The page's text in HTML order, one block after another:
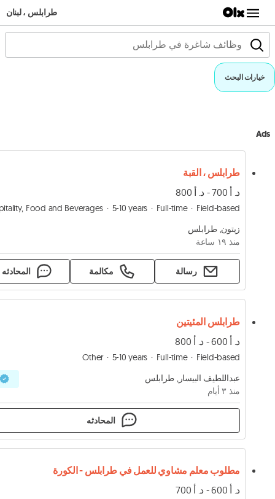
طرابلس ، لبنان
خيارات البحث
Ads
طرابلس ، القبة
د. أ 700 - د. أ 800
5-10 years Full-time
Field-based
زيتون, طرابلس
منذ ١٩ ساعة
رسالة مكالمة المحادثه
طرابلس المئيتين
د. أ 600 - د. أ 800
Other 5-10 years Full-time
Field-based
عبداللطيف البيسار, طرابلس
منذ ٣ أيام
المحادثه
مطلوب معلم مشاوي للعمل في طرابلس - الكورة
د. أ 600 - د. أ 700